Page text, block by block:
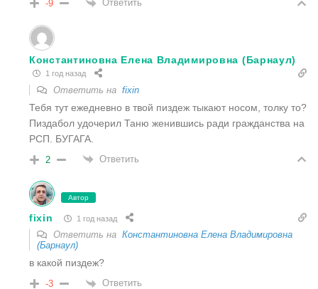
-9 Ответить
Константиновна Елена Владимировна (Барнаул)
1 год назад
Ответить на fixin
Тебя тут ежедневно в твой пиздеж тыкают носом, толку то?
Пиздабол удочерил Таню женившись ради гражданства на
РСП. БУГАГА.
2 Ответить
Автор
fixin 1 год назад
Ответить на Константиновна Елена Владимировна
(Барнаул)
в какой пиздеж?
-3 Ответить